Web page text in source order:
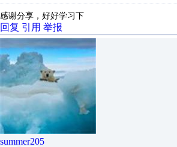
感谢分享，好好学习下
回复 引用 举报
summer205